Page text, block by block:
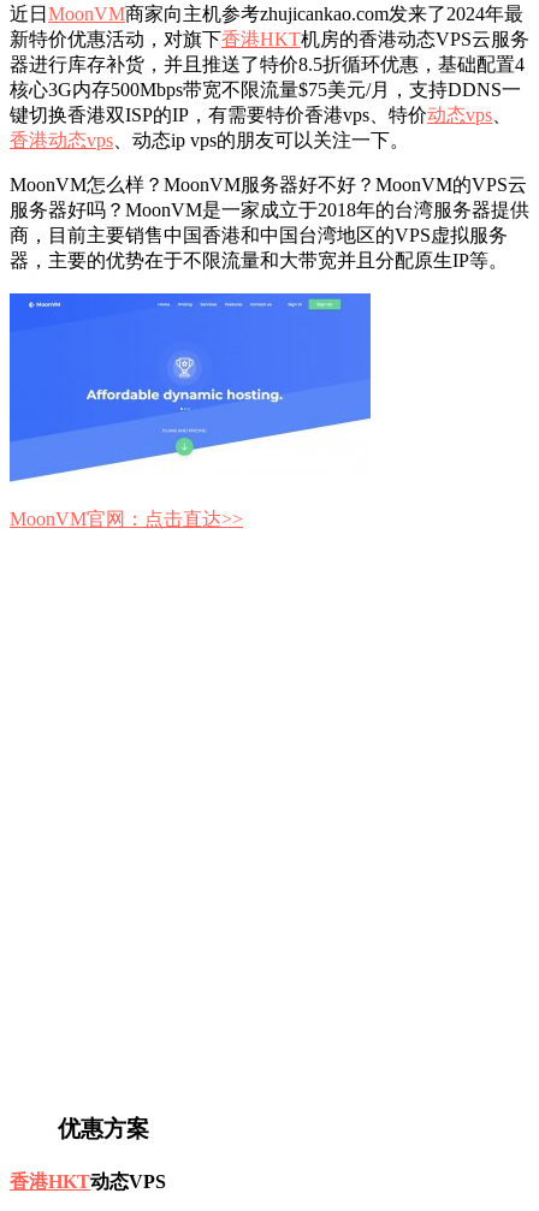
近日 MoonVM商家向主机参考zhujicankao.com发来了2024年最
新特价优惠活动，对旗下香港HKT机房的香港动态VPS云服务
器进行库存补货，并且推送了特价8.5折循环优惠，基础配置4
核心3G内存500Mbps带宽不限流量$75美元/月，支持DDNS一
键切换香港双ISP的IP，有需要特价香港vps、特价动态vps
香港动态vps 、动态ip vps的朋友可以关注一下。
MoonVM怎么样？MoonVM服务器好不好？MoonVM的VPS云
服务器好吗？MoonVM是一家成立于2018年的台湾服务器提供
商，目前主要销售中国香港和中国台湾地区的VPS虚拟服务
器，主要的优势在于不限流量和大带宽并且分配原生IP等。
MoonVM官网：点击直达>>
优惠方案
香港HKT动态VPS